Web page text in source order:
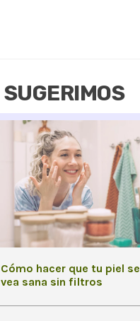
SUGERIMOS
Cómo hacer que tu piel se
vea sana sin filtros